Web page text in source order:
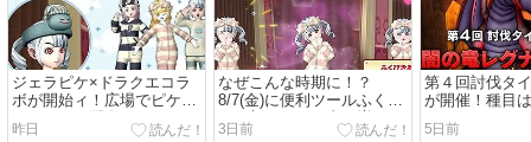
ジェラピケ×ドラクエコラ
ボが開始ィ！広場でピケス
ラバンドの配布もあるぞ
昨日
なぜこんな時期に！？
8/7(金)に便利ツールふくび
き更新でしぐさ書が増える
ぞ
3日前
第４回討伐タ
が開催！種目
グナード５やぞ
5日前